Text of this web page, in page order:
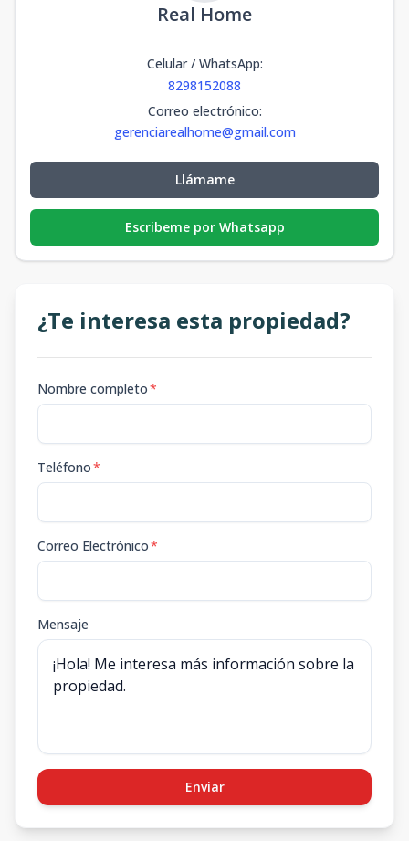
Real Home
Celular / WhatsApp:
8298152088
Correo electrónico:
gerenciarealhome@gmail.com
Llámame
Escribeme por Whatsapp
¿Te interesa esta propiedad?
Nombre completo*
Teléfono*
Correo Electrónico*
Mensaje
Enviar